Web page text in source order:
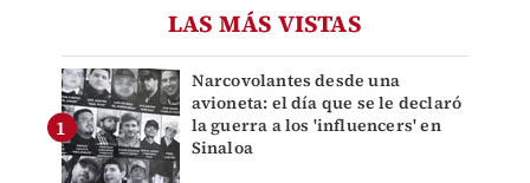
LAS MÁS VISTAS
Narcovolantes desde una
avioneta: el día que se le declaró
la guerra a los 'influencers' en
Sinaloa